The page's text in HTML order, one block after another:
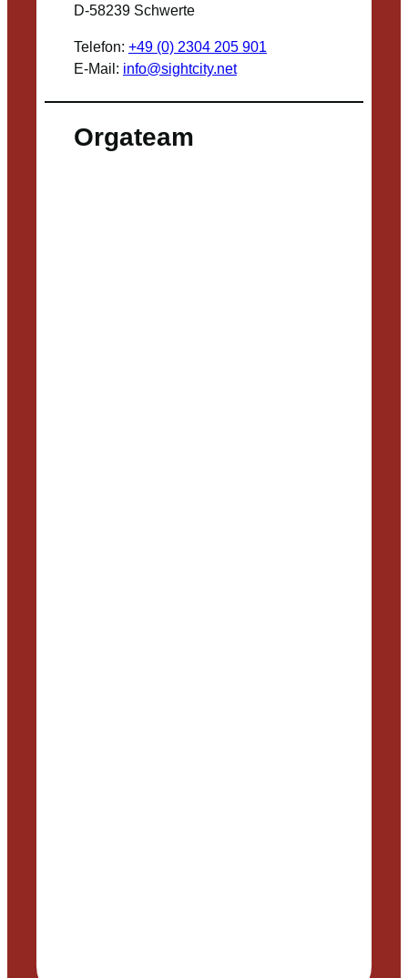
D-58239 Schwerte
Telefon: +49 (0) 2304 205 901
E-Mail: info@sightcity.net
Orgateam